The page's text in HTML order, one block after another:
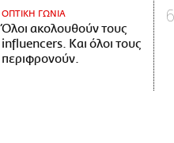
ΟΠΤΙΚΗ ΓΩΝΙΑ
Όλοι ακολουθούν τους
influencers. Και όλοι τους
περιφρονούν.